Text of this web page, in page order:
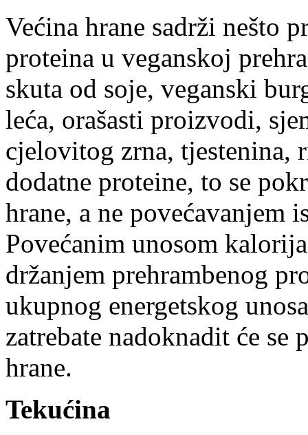
Većina hrane sadrži nešto
proteina u veganskoj
skuta od soje, veganski
leća, orašasti proizvodi,
cjelovitog zrna, tjestenina,
dodatne proteine, to se
hrane, a ne povećavanjem
Povećanim unosom
držanjem prehrambenog
ukupnog energetskog
zatrebate nadoknadit će se
hrane.
Tekućina